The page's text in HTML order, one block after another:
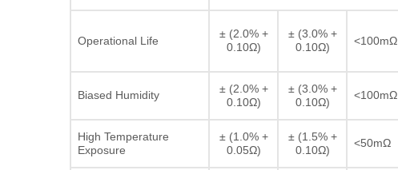
Operational Life
± (2.0% +
0.10Ω)
± (3.0% +
0.10Ω)
<100mΩ
Biased Humidity
± (2.0% +
0.10Ω)
± (3.0% +
0.10Ω)
<100mΩ
High Temperature
Exposure
± (1.0% +
0.05Ω)
± (1.5% +
0.10Ω)
<50mΩ